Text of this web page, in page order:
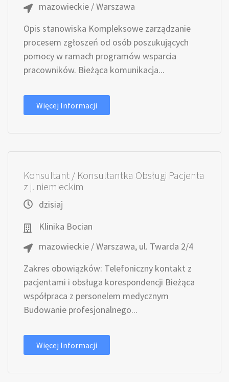
mazowieckie / Warszawa
Opis stanowiska Kompleksowe zarządzanie
procesem zgłoszeń od osób poszukujących
pomocy w ramach programów wsparcia
pracowników. Bieżąca komunikacja...
Więcej Informacji
Konsultant / Konsultantka Obsługi Pacjenta
z j. niemieckim
dzisiaj
Klinika Bocian
mazowieckie / Warszawa, ul. Twarda 2/4
Zakres obowiązków: Telefoniczny kontakt z
pacjentami i obsługa korespondencji Bieżąca
współpraca z personelem medycznym
Budowanie profesjonalnego...
Więcej Informacji